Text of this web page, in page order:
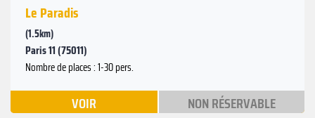
Le Paradis
(1.5km)
Paris 11 (75011)
Nombre de places : 1-30 pers.
VOIR NON RÉSERVABLE